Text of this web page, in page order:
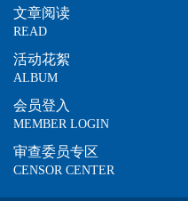
文章阅读
READ
活动花絮
ALBUM
会员登入
MEMBER LOGIN
审查委员专区
CENSOR CENTER